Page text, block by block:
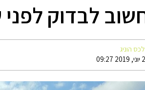
לבדוק לפני
הוניג